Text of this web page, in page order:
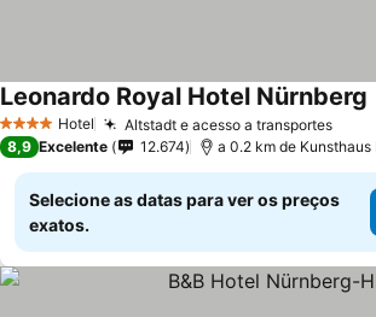
4 EstrelasHotel Altstadt e acesso a transportesVer
Leonardo Royal Hotel Nürnberg
8,9 Excelente 12.674 a 0.2 km de Kunsthaus
Selecione as datas para ver os preços
exatos.